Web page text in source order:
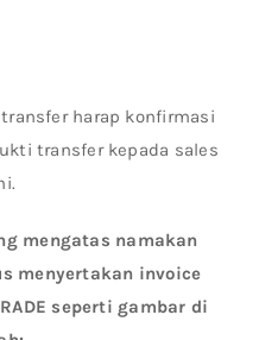
harap konfirmasi
transfer kepada sales
mengatas namakan
menyertakan invoice
seperti gambar di